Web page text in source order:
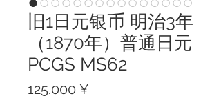
旧1日元银币 明治3年
（1870年）普通日元
PCGS MS62
125.000 ¥